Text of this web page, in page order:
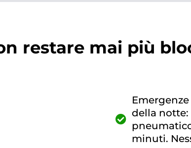
restare mai più
della notte:
minuti.